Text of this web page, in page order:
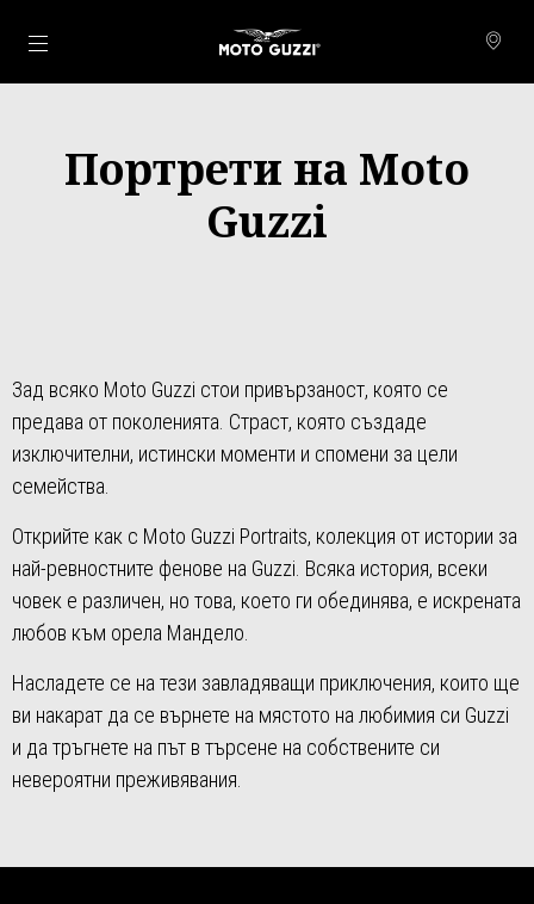
Основна страница
Портрети на Moto
Guzzi
Зад всяко Moto Guzzi стои привързаност, която се
предава от поколенията. Страст, която създаде
изключителни, истински моменти и спомени за цели
семейства.
Открийте как с Moto Guzzi Portraits, колекция от истории за
най-ревностните фенове на Guzzi. Всяка история, всеки
човек е различен, но това, което ги обединява, е искрената
любов към орела Мандело.
Насладете се на тези завладяващи приключения, които ще
ви накарат да се върнете на мястото на любимия си Guzzi
и да тръгнете на път в търсене на собствените си
невероятни преживявания.